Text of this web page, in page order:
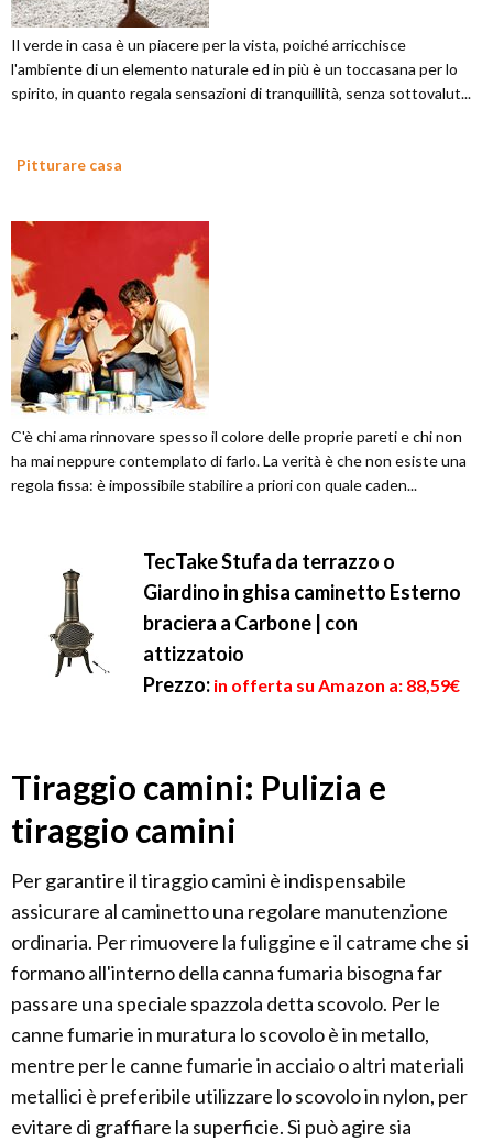
Il verde in casa è un piacere per la vista, poiché arricchisce
l'ambiente di un elemento naturale ed in più è un toccasana per lo
spirito, in quanto regala sensazioni di tranquillità, senza sottovalut...
Pitturare casa
C'è chi ama rinnovare spesso il colore delle proprie pareti e chi non
ha mai neppure contemplato di farlo. La verità è che non esiste una
regola fissa: è impossibile stabilire a priori con quale caden...
TecTake Stufa da terrazzo o
Giardino in ghisa caminetto Esterno
braciera a Carbone | con
attizzatoio
Prezzo: in offerta su Amazon a: 88,59€
Tiraggio camini: Pulizia e
tiraggio camini
Per garantire il tiraggio camini è indispensabile
assicurare al caminetto una regolare manutenzione
ordinaria. Per rimuovere la fuliggine e il catrame che si
formano all'interno della canna fumaria bisogna far
passare una speciale spazzola detta scovolo. Per le
canne fumarie in muratura lo scovolo è in metallo,
mentre per le canne fumarie in acciaio o altri materiali
metallici è preferibile utilizzare lo scovolo in nylon, per
evitare di graffiare la superficie. Si può agire sia